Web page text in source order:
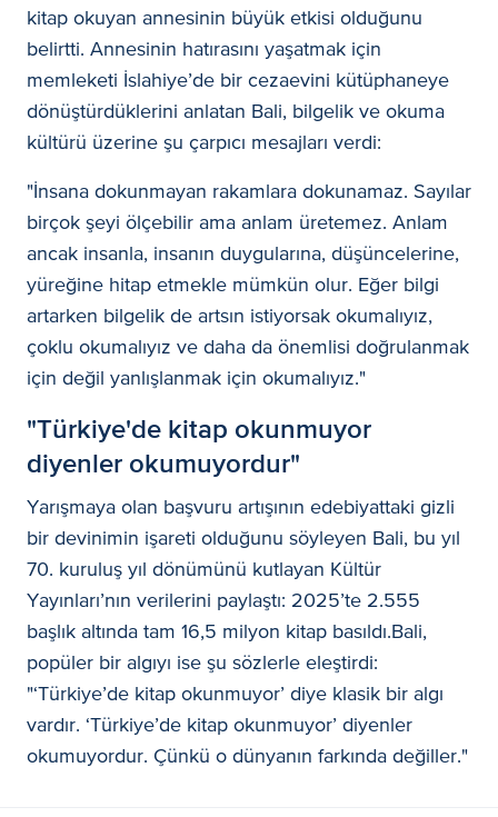
kitap okuyan annesinin büyük etkisi olduğunu
belirtti. Annesinin hatırasını yaşatmak için
memleketi İslahiye’de bir cezaevini kütüphaneye
dönüştürdüklerini anlatan Bali, bilgelik ve okuma
kültürü üzerine şu çarpıcı mesajları verdi:
"İnsana dokunmayan rakamlara dokunamaz. Sayılar
birçok şeyi ölçebilir ama anlam üretemez. Anlam
ancak insanla, insanın duygularına, düşüncelerine,
yüreğine hitap etmekle mümkün olur. Eğer bilgi
artarken bilgelik de artsın istiyorsak okumalıyız,
çoklu okumalıyız ve daha da önemlisi doğrulanmak
için değil yanlışlanmak için okumalıyız."
"Türkiye'de kitap okunmuyor
diyenler okumuyordur"
Yarışmaya olan başvuru artışının edebiyattaki gizli
bir devinimin işareti olduğunu söyleyen Bali, bu yıl
70. kuruluş yıl dönümünü kutlayan Kültür
Yayınları’nın verilerini paylaştı: 2025’te 2.555
başlık altında tam 16,5 milyon kitap basıldı.Bali,
popüler bir algıyı ise şu sözlerle eleştirdi:
"‘Türkiye’de kitap okunmuyor’ diye klasik bir algı
vardır. ‘Türkiye’de kitap okunmuyor’ diyenler
okumuyordur. Çünkü o dünyanın farkında değiller."